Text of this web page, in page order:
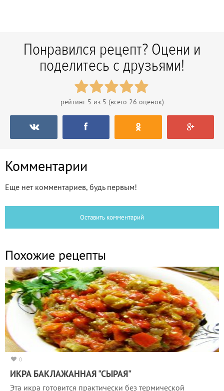
Понравился рецепт? Оцени и
поделитесь с друзьями!
рейтинг 5 из 5 (всего 26 оценок)
Комментарии
Еще нет комментариев, будь первым!
Оставить комментарий
Похожие рецепты
0
ИКРА БАКЛАЖАННАЯ "СЫРАЯ"
Эта икра готовится практически без термической